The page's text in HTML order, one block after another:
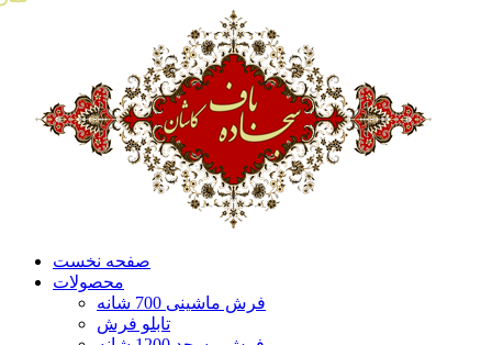
صفحه نخست
محصولات
فرش ماشینی 700 شانه
تابلو فرش